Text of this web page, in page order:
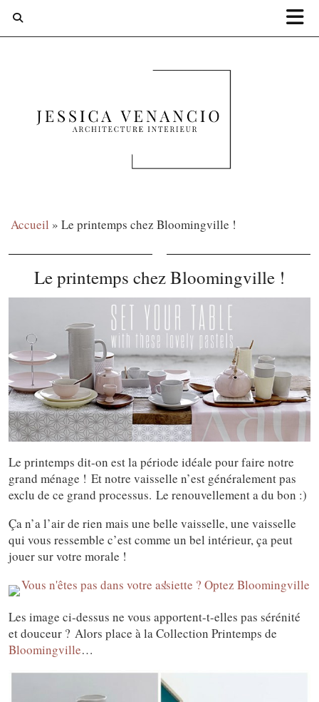
Accueil » Le printemps chez Bloomingville !
Le printemps chez Bloomingville !
Le printemps dit-on est la période idéale pour faire notre
grand ménage ! Et notre vaisselle n’est généralement pas
exclu de ce grand processus. Le renouvellement a du bon :)
Ça n’a l’air de rien mais une belle vaisselle, une vaisselle
qui vous ressemble c’est comme un bel intérieur, ça peut
jouer sur votre morale !
Les image ci-dessus ne vous apportent-t-elles pas sérénité
et douceur ? Alors place à la Collection Printemps de
Bloomingville…